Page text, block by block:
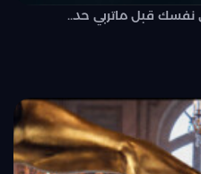
نفسك قبل ماتربي حد..